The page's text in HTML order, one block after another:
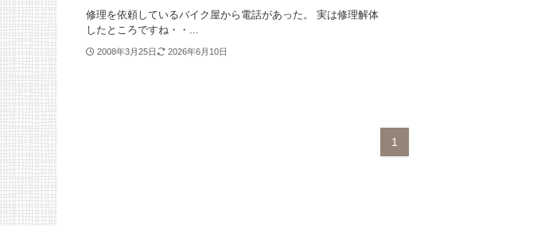
修理を依頼しているバイク屋から電話があった。 実は修理解体
したところですね・・...
2008年3月25日 2026年6月10日
1